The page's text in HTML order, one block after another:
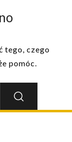
tego, czego
pomóc.